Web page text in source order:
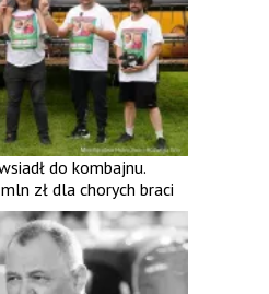
do kombajnu.
zł dla chorych braci